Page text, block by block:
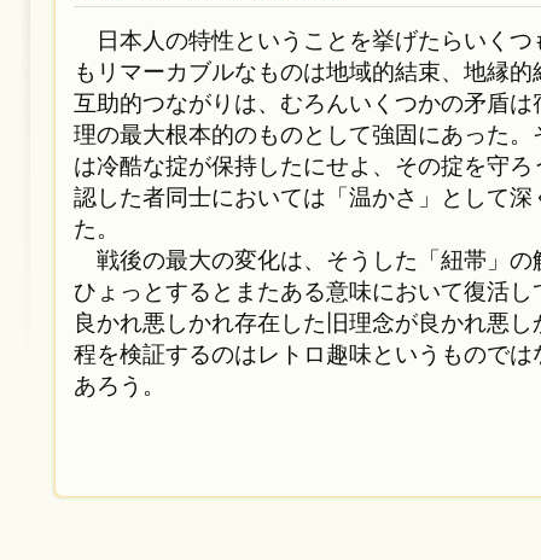
日本人の特性ということを挙げたらいくつ
もリマーカブルなものは地域的結束、地縁
互助的つながりは、むろんいくつかの矛盾
理の最大根本的のものとして強固にあった
は冷酷な掟が保持したにせよ、その掟を守
認した者同士においては「温かさ」として
た。
戦後の最大の変化は、そうした「紐帯」の
ひょっとするとまたある意味において復活
良かれ悪しかれ存在した旧理念が良かれ悪
程を検証するのはレトロ趣味というもので
あろう。